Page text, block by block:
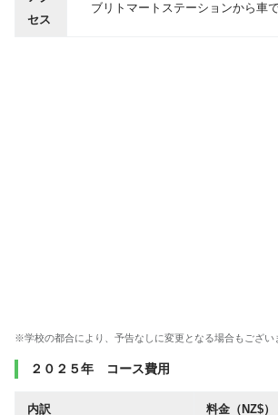
セス
ブリトマートステーションから車
※学校の都合により、予告なしに変更となる場合もござい
２０２５年 コース費用
内訳 料金（NZ$）